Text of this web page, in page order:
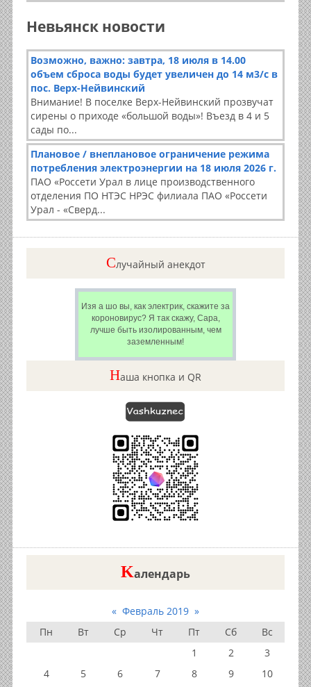
Невьянск новости
Возможно, важно: завтра, 18 июля в 14.00
объем сброса воды будет увеличен до 14 м3/с в
пос. Верх-Нейвинский
Внимание! В поселке Верх-Нейвинский прозвучат
сирены о приходе «большой воды»! Въезд в 4 и 5
сады по...
Плановое / внеплановое ограничение режима
потребления электроэнергии на 18 июля 2026 г.
ПАО «Россети Урал в лице производственного
отделения ПО НТЭС НРЭС филиала ПАО «Россети
Урал - «Сверд...
Cлучайный анекдот
Изя а шо вы, как электрик, скажите за
короновирус? Я так скажу, Сара,
лучше быть изолированным, чем
заземленным!
Наша кнопка и QR
Kалендарь
« Февраль 2019 »
Пн
Вт Ср Чт Пт Сб
Вс
1
2
3
4
5 6 7 8 9
10